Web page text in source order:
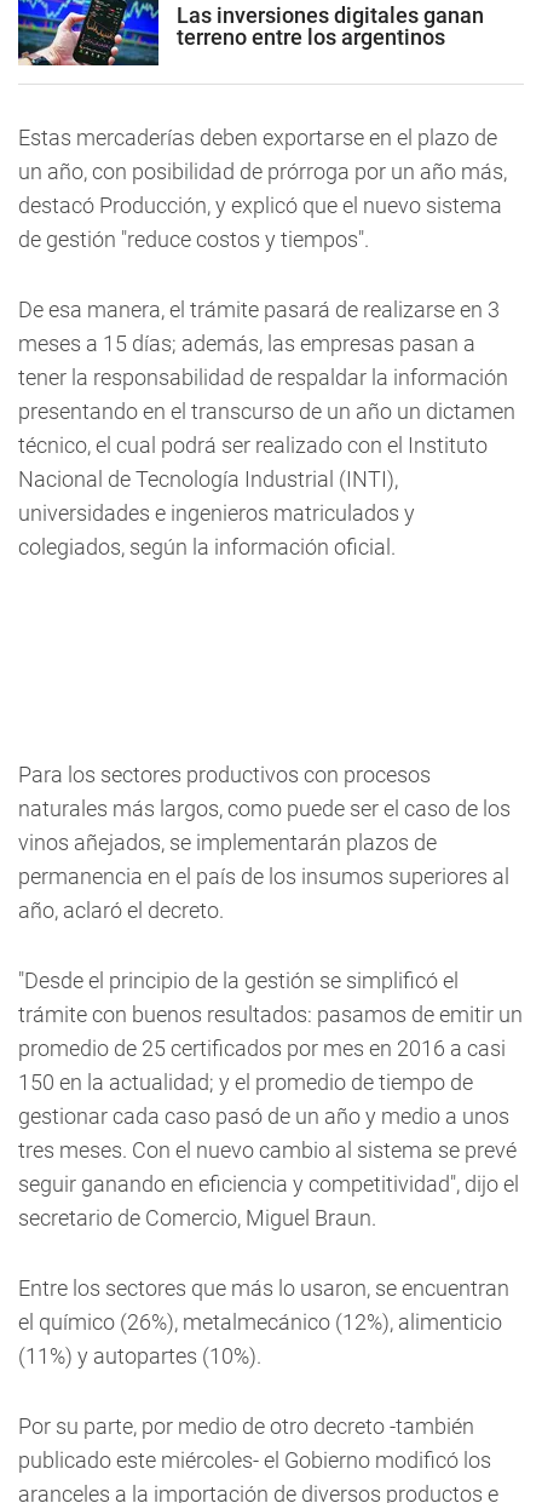
Las inversiones digitales ganan
terreno entre los argentinos
Estas mercaderías deben exportarse en el plazo de
un año, con posibilidad de prórroga por un año más,
destacó Producción, y explicó que el nuevo sistema
de gestión "reduce costos y tiempos".
De esa manera, el trámite pasará de realizarse en 3
meses a 15 días; además, las empresas pasan a
tener la responsabilidad de respaldar la información
presentando en el transcurso de un año un dictamen
técnico, el cual podrá ser realizado con el Instituto
Nacional de Tecnología Industrial (INTI),
universidades e ingenieros matriculados y
colegiados, según la información oficial.
Para los sectores productivos con procesos
naturales más largos, como puede ser el caso de los
vinos añejados, se implementarán plazos de
permanencia en el país de los insumos superiores al
año, aclaró el decreto.
"Desde el principio de la gestión se simplificó el
trámite con buenos resultados: pasamos de emitir un
promedio de 25 certificados por mes en 2016 a casi
150 en la actualidad; y el promedio de tiempo de
gestionar cada caso pasó de un año y medio a unos
tres meses. Con el nuevo cambio al sistema se prevé
seguir ganando en eficiencia y competitividad", dijo el
secretario de Comercio, Miguel Braun.
Entre los sectores que más lo usaron, se encuentran
el químico (26%), metalmecánico (12%), alimenticio
(11%) y autopartes (10%).
Por su parte, por medio de otro decreto -también
publicado este miércoles- el Gobierno modificó los
aranceles a la importación de diversos productos e